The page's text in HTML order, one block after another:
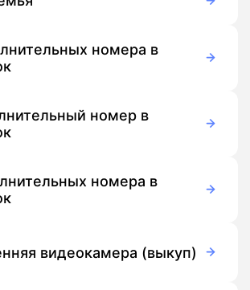
номера в
номер в
номера в
видеокамера (выкуп)